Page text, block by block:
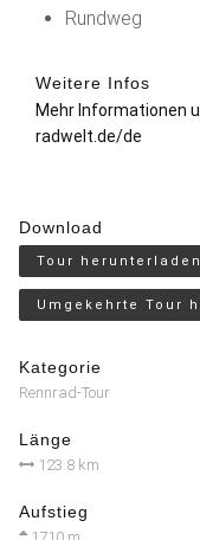
Rundweg
Weitere Infos
Mehr Informationen
radwelt.de/de
Download
Tour herunterladen
Umgekehrte Tour
Kategorie
Rennrad-Tour
Länge
123.8 km
Aufstieg